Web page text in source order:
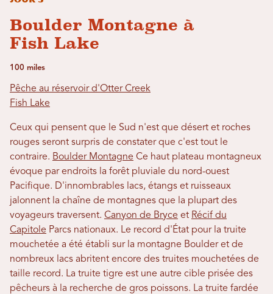
Boulder Montagne à
Fish Lake
100 miles
Pêche au réservoir d'Otter Creek
Fish Lake
Ceux qui pensent que le Sud n'est que désert et roches
rouges seront surpris de constater que c'est tout le
contraire. Boulder Montagne Ce haut plateau montagneux
évoque par endroits la forêt pluviale du nord-ouest
Pacifique. D'innombrables lacs, étangs et ruisseaux
jalonnent la chaîne de montagnes que la plupart des
voyageurs traversent. Canyon de Bryce et Récif du
Capitole Parcs nationaux. Le record d'État pour la truite
mouchetée a été établi sur la montagne Boulder et de
nombreux lacs abritent encore des truites mouchetées de
taille record. La truite tigre est une autre cible prisée des
pêcheurs à la recherche de gros poissons. La truite fardée